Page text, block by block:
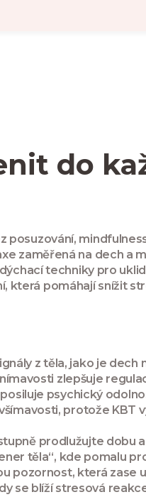
do
posuzování,
zaměřená na dech a
techniky pro
která pomáhají snížit
z těla, jako je dech
zlepšuje
psychický
protože KBT
prodlužujte dobu
těla“, kde pomalu
pozornost, která zase
se blíží stresová